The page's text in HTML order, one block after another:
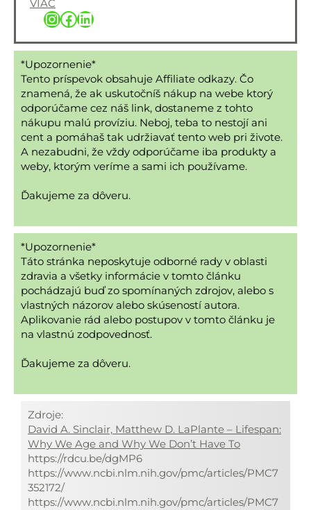
VIAC
Instagram
Facebook
LinkedIn
*Upozornenie*
Tento príspevok obsahuje Affiliate odkazy. Čo
znamená, že ak uskutočníš nákup na webe ktorý
odporúčame cez náš link, dostaneme z tohto
nákupu malú províziu. Neboj, teba to nestojí ani
cent a pomáhaš tak udržiavať tento web pri živote.
A nezabudni, že vždy odporúčame iba produkty a
weby, ktorým veríme a sami ich používame.
Ďakujeme za dôveru.
*Upozornenie*
Táto stránka neposkytuje odborné rady v oblasti
zdravia a všetky informácie v tomto článku
pochádzajú buď zo spomínaných zdrojov, alebo s
vlastných názorov alebo skúseností autora.
Aplikovanie rád alebo postupov v tomto článku je
na vlastnú zodpovednosť.
Ďakujeme za dôveru.
Zdroje:
David A. Sinclair, ‎Matthew D. LaPlante – Lifespan:
Why We Age and Why We Don’t Have To
https://rdcu.be/dgMP6
https://www.ncbi.nlm.nih.gov/pmc/articles/PMC7
352172/
https://www.ncbi.nlm.nih.gov/pmc/articles/PMC7